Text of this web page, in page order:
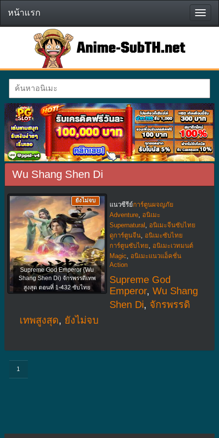
หน้า
แรก
หน้าแรก
Wu Shang Shen Di
Supreme God Emperor (Wu
Shang Shen Di) จักรพรรดิเทพ
สูงสุด ตอนที่ 1-432 ซับไทย
ยังไม่จบ
แนวซีรีย์การ์ตูนผจญภัย
Adventure, อนิเมะ
Supernatural
อนิเมะจีนซับไทย
ดูการ์ตูนจีน, อนิเมะซับไทย
การ์ตูนซับไทย
อนิเมะเวทมนต์
Magic
อนิเมะแนวแอ็คชั่น
Action
Supreme God
Emperor, Wu Shang
Shen Di, จักรพรรดิ
เทพสูงสุด, ยังไม่จบ
1